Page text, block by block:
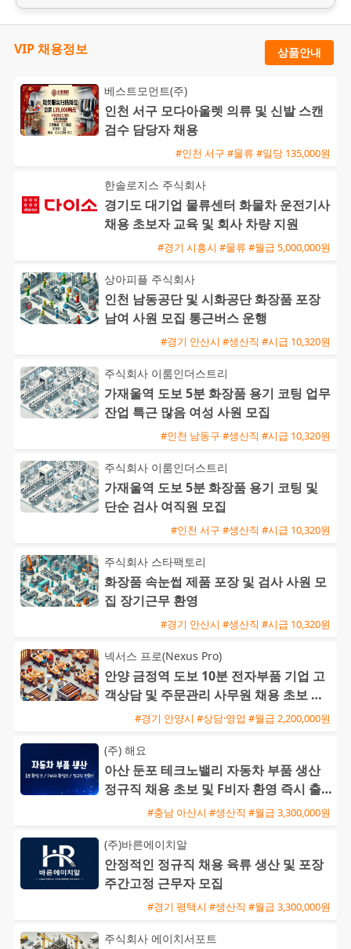
VIP 채용정보 상품안내
베스트모먼트(주)
인천 서구 모다아울렛 의류 및 신발 스캔
검수 담당자 채용
#인천 서구 #물류 #일당 135,000원
한솔로지스 주식회사
경기도 대기업 물류센터 화물차 운전기사
채용 초보자 교육 및 회사 차량 지원
#경기 시흥시 #물류 #월급 5,000,000원
상아피플 주식회사
인천 남동공단 및 시화공단 화장품 포장
남여 사원 모집 통근버스 운행
#경기 안산시 #생산직 #시급 10,320원
주식회사 이룸인더스트리
가재울역 도보 5분 화장품 용기 코팅 업무
잔업 특근 많음 여성 사원 모집
#인천 남동구 #생산직 #시급 10,320원
주식회사 이룸인더스트리
가재울역 도보 5분 화장품 용기 코팅 및
단순 검사 여직원 모집
#인천 서구 #생산직 #시급 10,320원
주식회사 스타팩토리
화장품 속눈썹 제품 포장 및 검사 사원 모
집 장기근무 환영
#경기 안산시 #생산직 #시급 10,320원
넥서스 프로(Nexus Pro)
안양 금정역 도보 10분 전자부품 기업 고
객상담 및 주문관리 사무원 채용 초보 가
#경기 안양시 #상담·영업 #월급 2,200,000원
(주) 해요
아산 둔포 테크노밸리 자동차 부품 생산
정규직 채용 초보 및 F비자 환영 즉시 출
#충남 아산시 #생산직 #월급 3,300,000원
(주)바른에이치알
안정적인 정규직 채용 육류 생산 및 포장
주간고정 근무자 모집
#경기 평택시 #생산직 #월급 3,300,000원
주식회사 에이치서포트